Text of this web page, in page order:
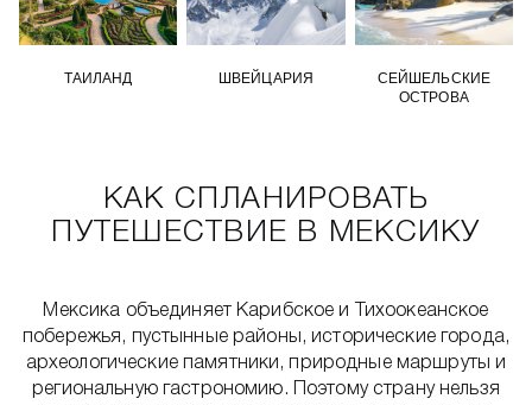
ТАИЛАНД ШВЕЙЦАРИЯ
СЕЙШЕЛЬСКИЕ
ОСТРОВА
КАК СПЛАНИРОВАТЬ
ПУТЕШЕСТВИЕ В МЕКСИКУ
Мексика объединяет Карибское и Тихоокеанское
побережья, пустынные районы, исторические города,
археологические памятники, природные маршруты и
региональную гастрономию. Поэтому страну нельзя